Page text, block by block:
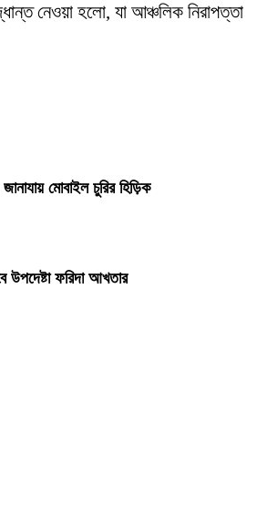
নেওয়া হলো, যা আঞ্চলিক নিরাপত্তা
মোবাইল চুরির হিড়িক
উপদেষ্টা ফরিদা আখতার